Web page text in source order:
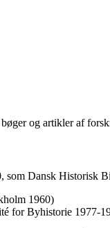
og artikler af
som Dansk
1960)
for Byhistorie 1977-